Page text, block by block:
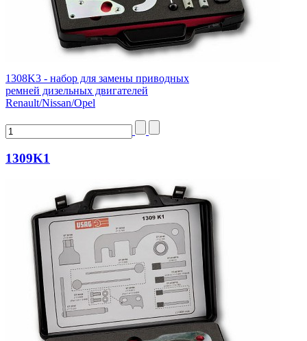
1308K3 - набор для замены приводных
ремней дизельных двигателей
Renault/Nissan/Opel
1309K1